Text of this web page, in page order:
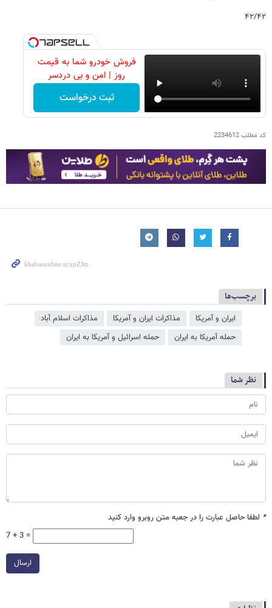
۴۲/۴۲
فروش خودرو شما به قیمت
روز | امن و بی دردسر
ثبت درخواست
کد مطلب2234612
برچسب‌ها
ایران و آمریکا مذاکرات ایران و آمریکا
مذاکرات اسلام آباد
حمله آمریکا به ایران
حمله اسرائیل و آمریکا به ایران
نظر شما
* لطفا حاصل عبارت را در جعبه متن روبرو وارد کنید
7 + 3 =
ارسال